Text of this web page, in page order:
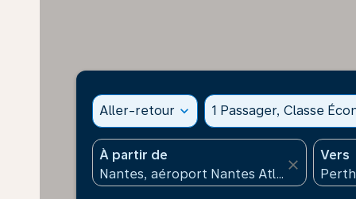
Aller-retour expand_more 1 Passager, Classe
À partir de
close
Vers